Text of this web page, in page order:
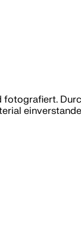
fotografiert.